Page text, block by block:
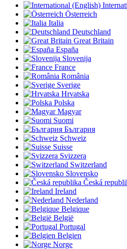
Österreich
Italia
Deutschland
Great Britain
España
Slovenija
France
România
Sverige
Hrvatska
Polska
Magyar
Suomi
България
Schweiz
Suisse
Svizzera
Switzerland
Slovensko
Česká
Ireland
Nederland
Belgique
België
Portugal
Belgien
Norge